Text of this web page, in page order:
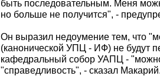
быть последовательным. Меня
но больше не получится", -
Он выразил недоумение тем, что
(канонической УПЦ - ИФ) не будут
кафедральный собор УАПЦ -
"справедливость", - сказал